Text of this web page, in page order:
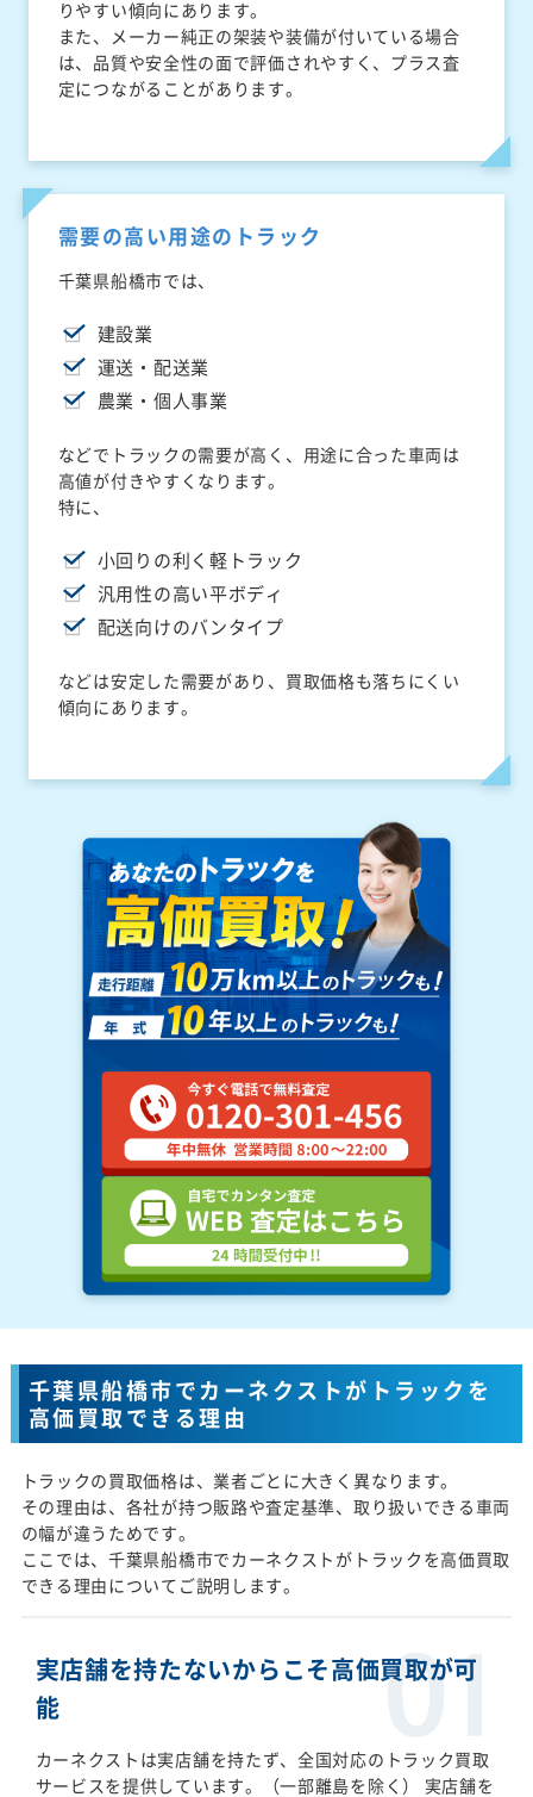
りやすい傾向にあります。
また、メーカー純正の架装や装備が付いている場合
は、品質や安全性の面で評価されやすく、プラス査
定につながることがあります。
需要の高い用途のトラック
千葉県船橋市では、
建設業
運送・配送業
農業・個人事業
などでトラックの需要が高く、用途に合った車両は
高値が付きやすくなります。
特に、
小回りの利く軽トラック
汎用性の高い平ボディ
配送向けのバンタイプ
などは安定した需要があり、買取価格も落ちにくい
傾向にあります。
千葉県船橋市でカーネクストがトラックを
高価買取できる理由
トラックの買取価格は、業者ごとに大きく異なります。
その理由は、各社が持つ販路や査定基準、取り扱いできる車両
の幅が違うためです。
ここでは、千葉県船橋市でカーネクストがトラックを高価買取
できる理由についてご説明します。
実店舗を持たないからこそ高価買取が可
能
カーネクストは実店舗を持たず、全国対応のトラック買取
サービスを提供しています。（一部離島を除く） 実店舗を